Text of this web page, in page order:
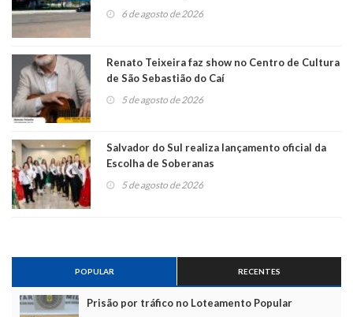
6 de agosto de 2026
Renato Teixeira faz show no Centro de Cultura
de São Sebastião do Caí
5 de agosto de 2026
Salvador do Sul realiza lançamento oficial da
Escolha de Soberanas
5 de agosto de 2026
POPULAR RECENTES
Prisão por tráfico no Loteamento Popular